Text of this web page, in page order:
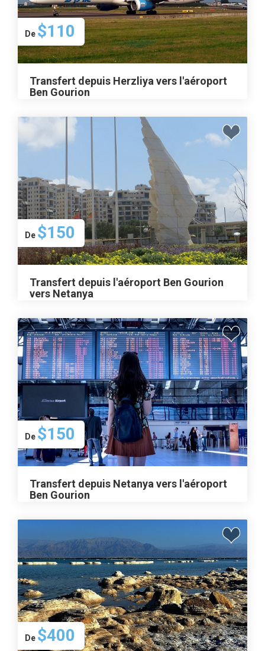
De $110
Transfert depuis Herzliya vers l'aéroport
Ben Gourion
De $150
Transfert depuis l'aéroport Ben Gourion
vers Netanya
De $150
Transfert depuis Netanya vers l'aéroport
Ben Gourion
De $400